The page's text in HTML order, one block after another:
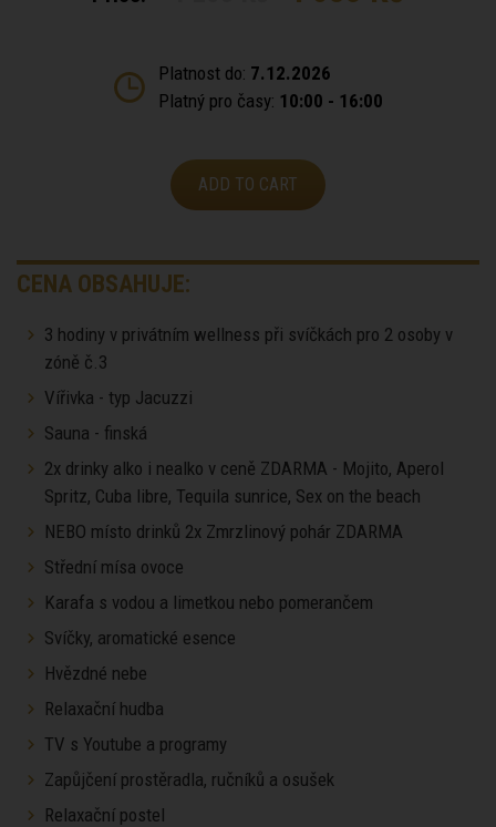
Platnost do: 7.12.2026
Platný pro časy: 10:00 - 16:00
ADD TO CART
CENA OBSAHUJE:
3 hodiny v privátním wellness při svíčkách pro 2 osoby v
zóně č.3
Vířivka - typ Jacuzzi
Sauna - finská
2x drinky alko i nealko v ceně ZDARMA - Mojito, Aperol
Spritz, Cuba libre, Tequila sunrice, Sex on the beach
NEBO místo drinků 2x Zmrzlinový pohár ZDARMA
Střední mísa ovoce
Karafa s vodou a limetkou nebo pomerančem
Svíčky, aromatické esence
Hvězdné nebe
Relaxační hudba
TV s Youtube a programy
Zapůjčení prostěradla, ručníků a osušek
Relaxační postel